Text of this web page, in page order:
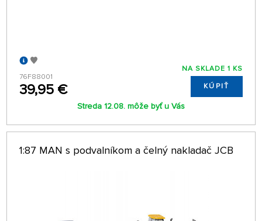
76F88001
39,95 €
NA SKLADE 1 KS
KÚPIŤ
Streda 12.08. môže byť u Vás
1:87 MAN s podvalníkom a čelný nakladač JCB